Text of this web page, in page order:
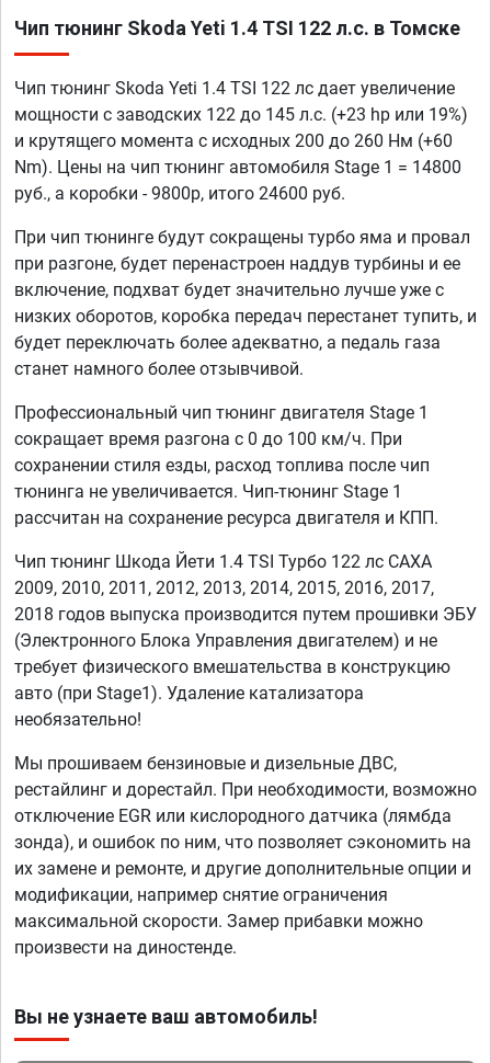
Чип тюнинг Skoda Yeti 1.4 TSI 122 л.с. в Томске
Чип тюнинг Skoda Yeti 1.4 TSI 122 лс дает увеличение
мощности с заводских 122 до 145 л.с. (+23 hp или 19%)
и крутящего момента с исходных 200 до 260 Нм (+60
Nm). Цены на чип тюнинг автомобиля Stage 1 = 14800
руб., а коробки - 9800р, итого 24600 руб.
При чип тюнинге будут сокращены турбо яма и провал
при разгоне, будет перенастроен наддув турбины и ее
включение, подхват будет значительно лучше уже с
низких оборотов, коробка передач перестанет тупить, и
будет переключать более адекватно, а педаль газа
станет намного более отзывчивой.
Профессиональный чип тюнинг двигателя Stage 1
сокращает время разгона с 0 до 100 км/ч. При
сохранении стиля езды, расход топлива после чип
тюнинга не увеличивается. Чип-тюнинг Stage 1
рассчитан на сохранение ресурса двигателя и КПП.
Чип тюнинг Шкода Йети 1.4 TSI Турбо 122 лс CAXA
2009, 2010, 2011, 2012, 2013, 2014, 2015, 2016, 2017,
2018 годов выпуска производится путем прошивки ЭБУ
(Электронного Блока Управления двигателем) и не
требует физического вмешательства в конструкцию
авто (при Stage1). Удаление катализатора
необязательно!
Мы прошиваем бензиновые и дизельные ДВС,
рестайлинг и дорестайл. При необходимости, возможно
отключение EGR или кислородного датчика (лямбда
зонда), и ошибок по ним, что позволяет сэкономить на
их замене и ремонте, и другие дополнительные опции и
модификации, например снятие ограничения
максимальной скорости. Замер прибавки можно
произвести на диностенде.
Вы не узнаете ваш автомобиль!